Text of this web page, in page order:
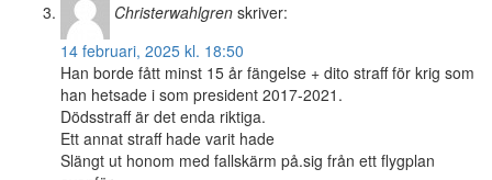
Christerwahlgren skriver:
14 februari, 2025 kl. 18:50
Han borde fått minst 15 år fängelse + dito straff för krig som
han hetsade i som president 2017-2021.
Dödsstraff är det enda riktiga.
Ett annat straff hade varit hade
Slängt ut honom med fallskärm på.sig från ett flygplan